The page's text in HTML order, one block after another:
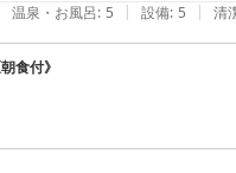
温泉・お風呂: 5 | 設備: 5 | 清
食付》